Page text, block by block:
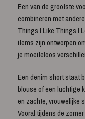
Een van de grootste
combineren met
Things I Like Things I
items zijn ontworpen
je moeiteloos
Een denim short staat
blouse of een luchtige
en zachte, vrouwelijke
Vooral tijdens de